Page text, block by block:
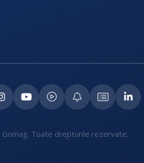
Toate drepturile rezervate.